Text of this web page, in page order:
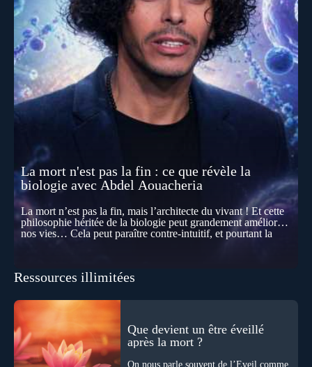
La mort n'est pas la fin : ce que révèle la
biologie avec Abdel Aouacheria
La mort n’est pas la fin, mais l’architecte du vivant ! Et cette
philosophie héritée de la biologie peut grandement améliorer
nos vies… Cela peut paraître contre-intuitif, et pourtant la
se construisent grâce à des milliers de morts cellulaires
effacements nécessaires façonnent la vie elle-même. À toutes
les échelles, la mort apparaît moins comme une rupture que
comme une logique active du vivant. Alors, la biologie peut-
elle transformer notre manière de penser la mort ? Existe-t-il
des ponts avec nos intuitions métaphysiques sur le cycle de
l’âme ? Nous en parlons avec Abdel Aouacheria, docteur en
Ressources illimitées
Que devient un être éveillé
après la mort ?
On nous parle souvent de l’Éveil comme